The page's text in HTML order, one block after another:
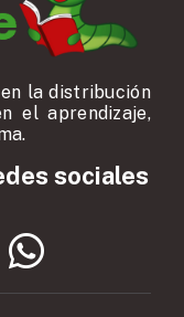
la distribución
el aprendizaje,
sociales